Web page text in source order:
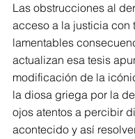
Las obstrucciones al
acceso a la justicia con
lamentables
actualizan esa tesis
modificación de la
la diosa griega por la
ojos atentos a percibir
acontecido y así